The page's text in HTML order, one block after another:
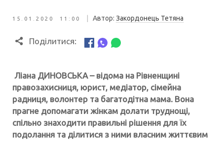
15.01.2020 11:00 Автор: Закордонець Тетяна
Поділитися:
Ліана ДИНОВСЬКА – відома на Рівненщині
правозахисниця, юрист, медіатор, сімейна
радниця, волонтер та багатодітна мама. Вона
прагне допомагати жінкам долати труднощі,
спільно знаходити правильні рішення для їх
подолання та ділитися з ними власним життєвим